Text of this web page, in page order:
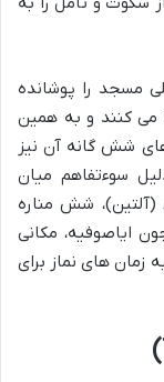
مسجد را پوشانده
می کنند و به همین
شش گانه آن نیز
سوءتفاهم میان
(آلتین)، شش مناره
ایاصوفیه، مکانی
های نماز برای